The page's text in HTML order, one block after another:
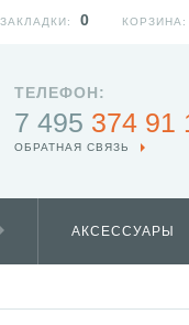
ТЕЛЕФОН:
7 495 374 91
ОБРАТНАЯ СВЯЗЬ
АКСЕССУАРЫ
КОРЗИНА:
ЗАКЛАДКИ: 0